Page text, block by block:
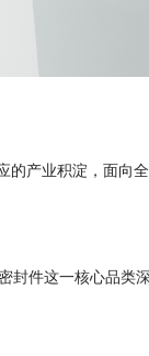
的产业积淀，面向
封件这一核心品类